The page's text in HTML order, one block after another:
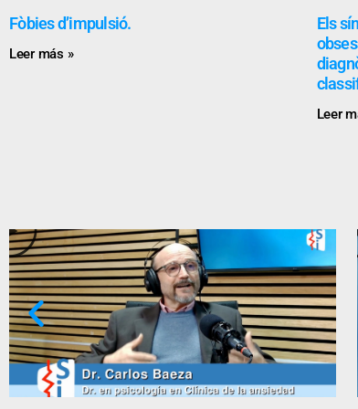
Fòbies d’impulsió.
Leer más »
Els
Leer